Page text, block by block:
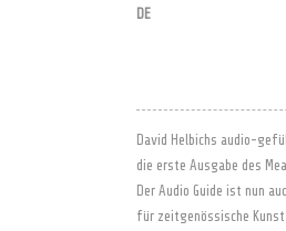
DE
David Helbichs audio-
die erste Ausgabe des
Der Audio Guide ist nun
für zeitgenössische